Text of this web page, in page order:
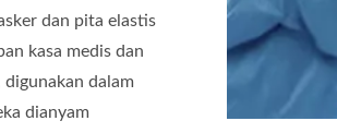
dan pita elastis
kasa medis dan
dalam
dianyam